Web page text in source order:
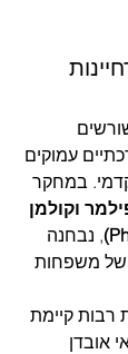
עמוקים
במחקר
וקולמן
, נבחנה
של משפחות
קיימת
אובדן